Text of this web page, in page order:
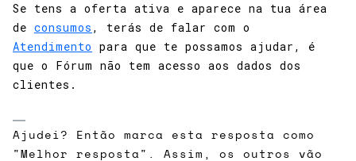
Se tens a oferta ativa e aparece na tua área
de consumos , terás de falar com o
Atendimento para que te possamos ajudar, é
que o Fórum não tem acesso aos dados dos
clientes.
Ajudei? Então marca esta resposta como
"Melhor resposta". Assim, os outros vão